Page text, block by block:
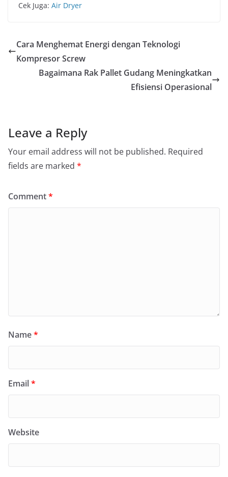
Cek Juga: Air Dryer
Cara Menghemat Energi dengan Teknologi
Kompresor Screw
Bagaimana Rak Pallet Gudang Meningkatkan
Efisiensi Operasional
Leave a Reply
Your email address will not be published. Required
fields are marked *
Comment*
Name*
Email*
Website